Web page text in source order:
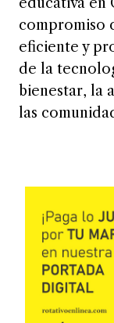
compromiso
eficiente y
de la
bienestar, la
las